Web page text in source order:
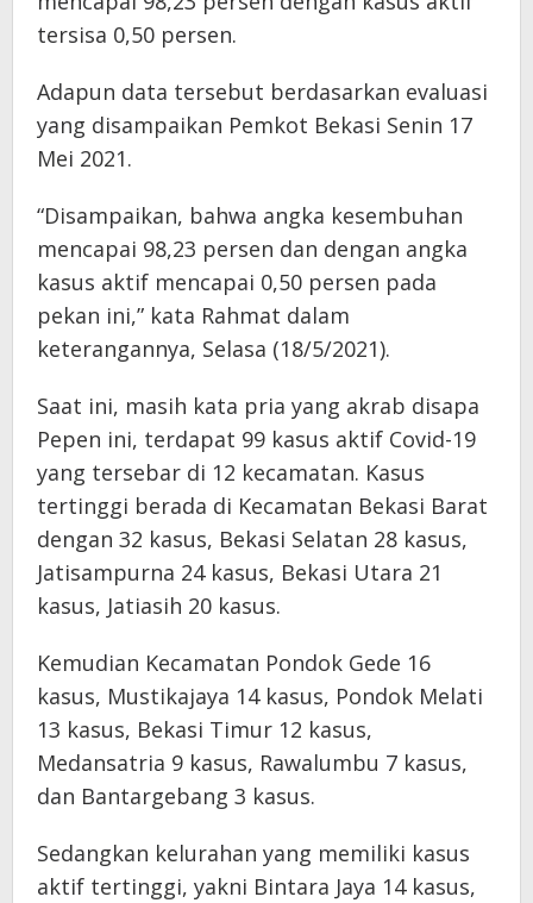
tersisa 0,50 persen.
Adapun data tersebut berdasarkan evaluasi
yang disampaikan Pemkot Bekasi Senin 17
Mei 2021.
“Disampaikan, bahwa angka kesembuhan
mencapai 98,23 persen dan dengan angka
kasus aktif mencapai 0,50 persen pada
pekan ini,” kata Rahmat dalam
keterangannya, Selasa (18/5/2021).
Saat ini, masih kata pria yang akrab disapa
Pepen ini, terdapat 99 kasus aktif Covid-19
yang tersebar di 12 kecamatan. Kasus
tertinggi berada di Kecamatan Bekasi Barat
dengan 32 kasus, Bekasi Selatan 28 kasus,
Jatisampurna 24 kasus, Bekasi Utara 21
kasus, Jatiasih 20 kasus.
Kemudian Kecamatan Pondok Gede 16
kasus, Mustikajaya 14 kasus, Pondok Melati
13 kasus, Bekasi Timur 12 kasus,
Medansatria 9 kasus, Rawalumbu 7 kasus,
dan Bantargebang 3 kasus.
Sedangkan kelurahan yang memiliki kasus
aktif tertinggi, yakni Bintara Jaya 14 kasus,